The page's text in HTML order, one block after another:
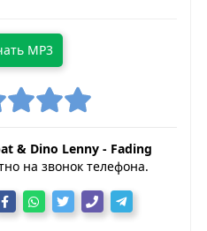
MP3
& Dino Lenny - Fading
на звонок телефона.